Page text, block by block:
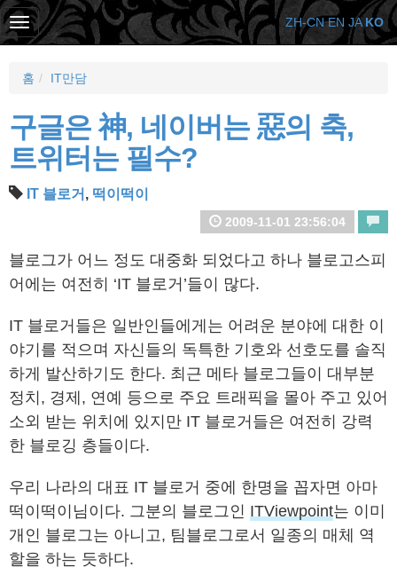
홈 IT만담
구글은 神, 네이버는 惡의 축,
트위터는 필수?
IT 블로거 , 떡이떡이
2009-11-01 23:56:04
블로그가 어느 정도 대중화 되었다고 하나 블로고스피
어에는 여전히 ‘IT 블로거’들이 많다.
IT 블로거들은 일반인들에게는 어려운 분야에 대한 이
야기를 적으며 자신들의 독특한 기호와 선호도를 솔직
하게 발산하기도 한다. 최근 메타 블로그들이 대부분
정치, 경제, 연예 등으로 주요 트래픽을 몰아 주고 있어
소외 받는 위치에 있지만 IT 블로거들은 여전히 강력
한 블로깅 층들이다.
우리 나라의 대표 IT 블로거 중에 한명을 꼽자면 아마
떡이떡이님이다. 그분의 블로그인 ITViewpoint는 이미
개인 블로그는 아니고, 팀블로그로서 일종의 매체 역
할을 하는 듯하다.
ZH-CN EN JA KO